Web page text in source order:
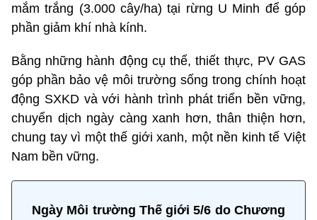
mắm trắng (3.000 cây/ha) tại rừng U Minh để góp
phần giảm khí nhà kính.
Bằng những hành động cụ thể, thiết thực, PV GAS
góp phần bảo vệ môi trường sống trong chính hoạt
động SXKD và với hành trình phát triển bền vững,
chuyển dịch ngày càng xanh hơn, thân thiện hơn,
chung tay vì một thế giới xanh, một nền kinh tế Việt
Nam bền vững.
Ngày Môi trường Thế giới 5/6 do Chương